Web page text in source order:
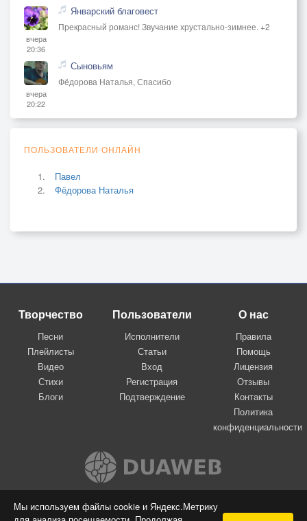
Мы используем файлы cookie и Яндекс.Метрику
вчера
20:36
Январский благовест
Прекрасный романс! Звучание хрустально-зимнее. +2
вчера
20:22
Сыновьям
Фёдорова Наталья, Спасибо
ПОЛЬЗОВАТЕЛИ ОНЛАЙН
Павел
Фёдорова Наталья
Творчество
Песни
Плейлисты
Видео
Стихи
Блоги
Пользователи
Исполнители
Статьи
Вход
Регистрация
Подтверждение
О нас
Правила
Помощь
Лицензия
Отзывы
Контакты
Политика
конфиденциальности
Вконтакте